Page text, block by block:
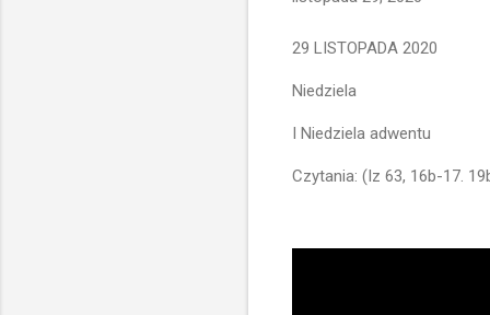
29 LISTOPADA 2020
Niedziela
I Niedziela adwentu
Czytania: (Iz 63, 16b-17.